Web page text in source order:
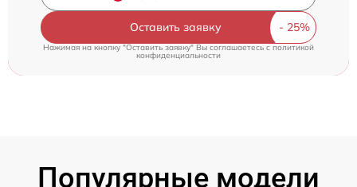
Оставить заявку
Нажимая на кнопку "Оставить заявку" Вы соглашаетесь c политикой
конфиденциальности
Популярные модели